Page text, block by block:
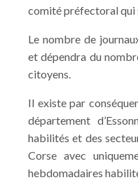
comité préfectoral qui
Le nombre de
et dépendra du
citoyens.
Il existe par
département
habilités et des
Corse avec
hebdomadaires